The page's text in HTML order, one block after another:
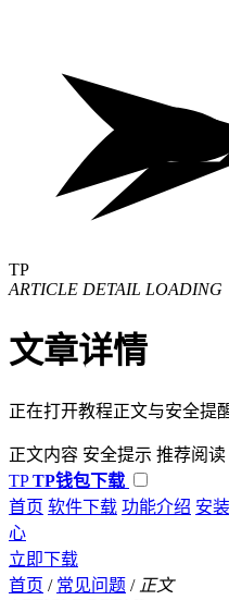
TP
ARTICLE DETAIL LOADING
文章详情
正在打开教程正文与安全提
正文内容 安全提示 推荐阅读
TP TP钱包下载
首页 软件下载 功能介绍 安
心
立即下载
首页 / 常见问题 / 正文